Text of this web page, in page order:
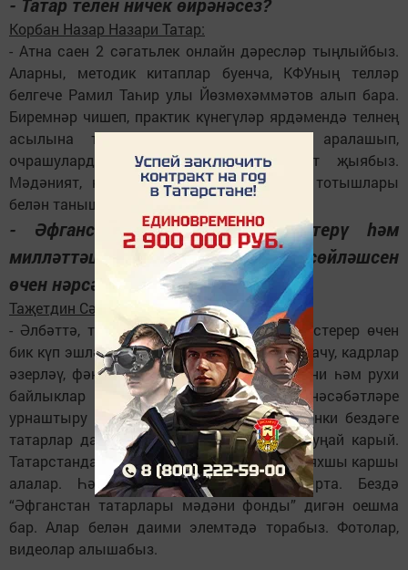
- Татар телен ничек өйрәнәсез?
Корбан Назар Назари Татар:
- Атна саен 2 сәгатьлек онлайн дәресләр тыңлыйбыз.
Аларны, методик китаплар буенча, КФУның телләр
белгече Рамил Таһир улы Йөзмөхәммәтов алып бара.
Биремнәр чишеп, практик күнегүләр ярдәмендә телнең
асылына төшенәбез. Татарлар белән аралашып,
очрашулардан да бик күп мәгълүмат җыябыз.
Мәдәният, көнкүреш, сөйләм, үз-үзләрен тотышлары
белән танышабыз.
- Әфганстанда татар телен үстерү һәм
милләттәшләребез үз телендә сөйләшсен
өчен нәрсәләр эшләргә кирәк икән?
Таҗетдин Сәкиб Татар:
- Әлбәттә, татар телен һәм мәдәниятен үстерер өчен
бик күп эшләр башкарасы бар. Мәктәпләр ачу, кадрлар
әзерләү, фәнни багланышлар булдыру, дини һәм рухи
байлыклар белән уртаклашу, сәүдә мөнәсәбәтләре
урнаштыру һәм башкалар. Бу мөмкин, чөнки бездәге
татарлар да Россия татарлары да моңа уңай карый.
Татарстанда узган очрашуларда безне бик яхшы каршы
алалар. Һәркайсы татар телен кайгырта. Бездә
“Әфганстан татарлары мәдәни фонды” дигән оешма
бар. Алар белән даими элемтәдә торабыз. Фотолар,
видеолар алышабыз.